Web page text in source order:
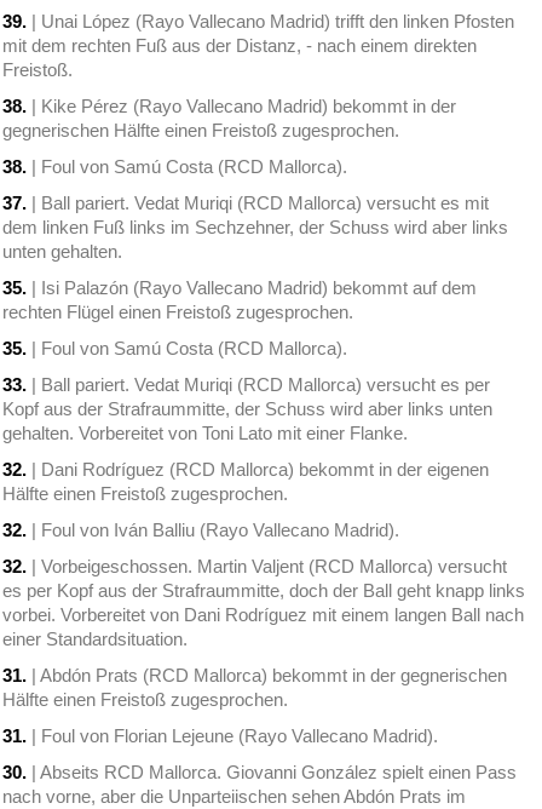
39. | Unai López (Rayo Vallecano Madrid) trifft den linken Pfosten
mit dem rechten Fuß aus der Distanz, - nach einem direkten
Freistoß.
38. | Kike Pérez (Rayo Vallecano Madrid) bekommt in der
gegnerischen Hälfte einen Freistoß zugesprochen.
38. | Foul von Samú Costa (RCD Mallorca).
37. | Ball pariert. Vedat Muriqi (RCD Mallorca) versucht es mit
dem linken Fuß links im Sechzehner, der Schuss wird aber links
unten gehalten.
35. | Isi Palazón (Rayo Vallecano Madrid) bekommt auf dem
rechten Flügel einen Freistoß zugesprochen.
35. | Foul von Samú Costa (RCD Mallorca).
33. | Ball pariert. Vedat Muriqi (RCD Mallorca) versucht es per
Kopf aus der Strafraummitte, der Schuss wird aber links unten
gehalten. Vorbereitet von Toni Lato mit einer Flanke.
32. | Dani Rodríguez (RCD Mallorca) bekommt in der eigenen
Hälfte einen Freistoß zugesprochen.
32. | Foul von Iván Balliu (Rayo Vallecano Madrid).
32. | Vorbeigeschossen. Martin Valjent (RCD Mallorca) versucht
es per Kopf aus der Strafraummitte, doch der Ball geht knapp links
vorbei. Vorbereitet von Dani Rodríguez mit einem langen Ball nach
einer Standardsituation.
31. | Abdón Prats (RCD Mallorca) bekommt in der gegnerischen
Hälfte einen Freistoß zugesprochen.
31. | Foul von Florian Lejeune (Rayo Vallecano Madrid).
30. | Abseits RCD Mallorca. Giovanni González spielt einen Pass
nach vorne, aber die Unparteiischen sehen Abdón Prats im